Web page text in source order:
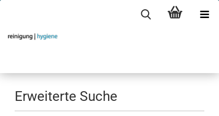
Erweiterte Suche